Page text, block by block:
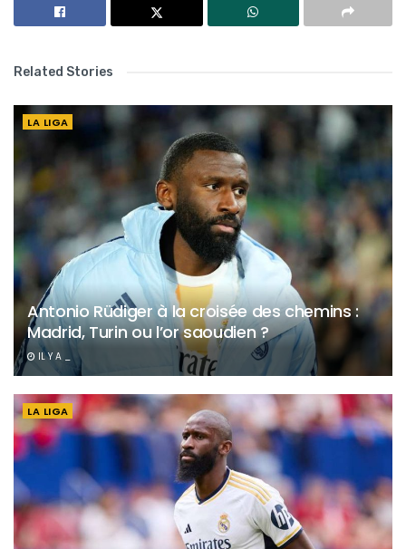
Related Stories
LA LIGA
Antonio Rüdiger à la croisée des chemins :
Madrid, Turin ou l’or saoudien ?
IL Y A _
LA LIGA